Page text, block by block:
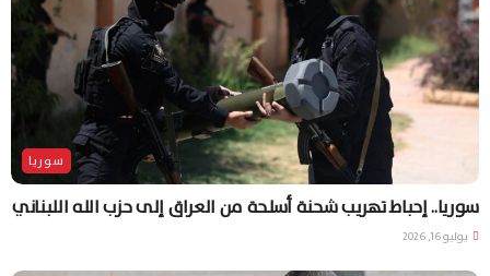
سوريا
سوريا.. إحباط تهريب شحنة أسلحة من العراق إلى حزب الله اللبناني
يوليو 16, 2026